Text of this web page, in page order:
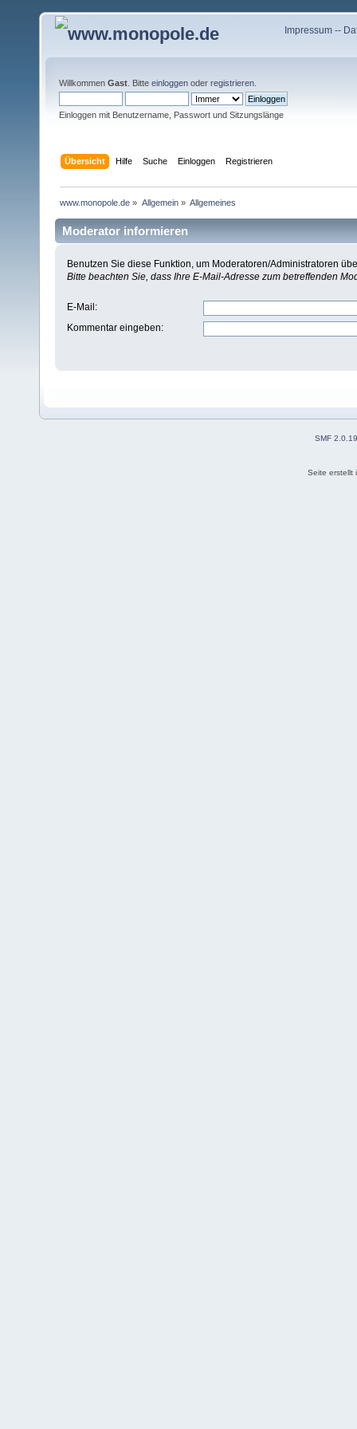
Impressum--
Willkommen Gast . Bitte einloggen oder registrieren
Einloggen mit Benutzername, Passwort und Sitzungslänge
Übersicht Hilfe Suche Einloggen Registrieren
www.monopole.de » Allgemein» Allgemeines
Moderator informieren
Benutzen Sie diese Funktion, um Moderatoren/Administratoren
Bitte beachten Sie, dass Ihre E-Mail-Adresse zum betreffenden
E-Mail :
Kommentar eingeben:
SMF 2.0.19
Seite erstellt